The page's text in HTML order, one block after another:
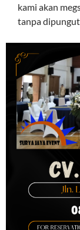
kami akan
tanpa